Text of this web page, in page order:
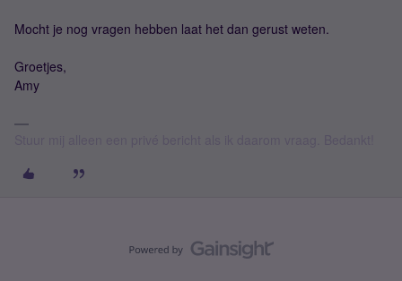
Mocht je nog vragen hebben laat het dan gerust weten.
Groetjes,
Amy